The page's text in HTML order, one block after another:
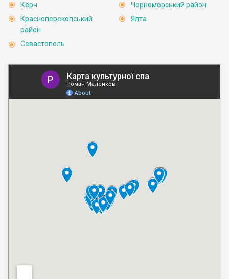
Керч
Красноперекопський
район
Севастополь
Чорноморський район
Ялта